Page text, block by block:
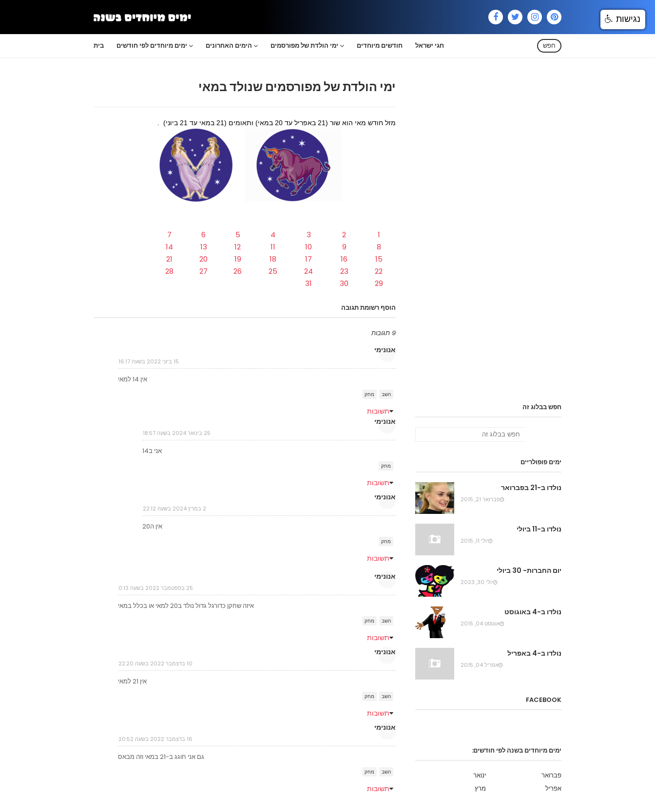
בית ימים מיוחדים לפי חודשים הימים האחרונים ימי הולדת של מפורסמים חודשים מיוחדים חגי ישראל חפש
ימי הולדת של מפורסמים שנולד במאי
מזל חודש מאי הוא שור (21 באפריל עד 20 במאי) ותאומים (21 במאי עד 21 ביוני) .
1
2
3
4
5
6
7
8
9
10
11
12
13
14
15
16
17
18
19
20
21
22
23
24
25
26
27
28
29
30
31
הוסף רשומת תגובה
9 תגובות
אנונימי
15 ביוני 2022 בשעה 16:17
אין 14 למאי
השב מחק
תשובות
אנונימי
25 בינואר 2024 בשעה 18:57
אני ב14
מחק
תשובות
אנונימי
2 במרץ 2024 בשעה 22:12
אין ה20
מחק
תשובות
אנונימי
25 בספטמבר 2022 בשעה 0:13
איזה שחקן כדורגל גדול נולד ב20 למאי או בכלל במאי
השב מחק
תשובות
אנונימי
10 בדצמבר 2022 בשעה 22:20
אין 21 למאי
השב מחק
תשובות
אנונימי
16 בדצמבר 2022 בשעה 20:52
גם אני חוגג ב-21 במאי וזה מבאס
השב מחק
תשובות
חפש בבלוג זה
ימים פופולריים
נולדו ב-21 בפברואר
פברואר 21, 2015
נולדו ב-11 ביולי
יולי 11, 2015
יום החברות- 30 ביולי
יולי 30, 2023
נולדו ב-4 באוגוסט
אוגוסט 04, 2015
נולדו ב-4 באפריל
אפריל 04, 2015
FACEBOOK
ימים מיוחדים בשנה לפי חודשים:
ינואר
פברואר
מרץ
אפריל
נגישות